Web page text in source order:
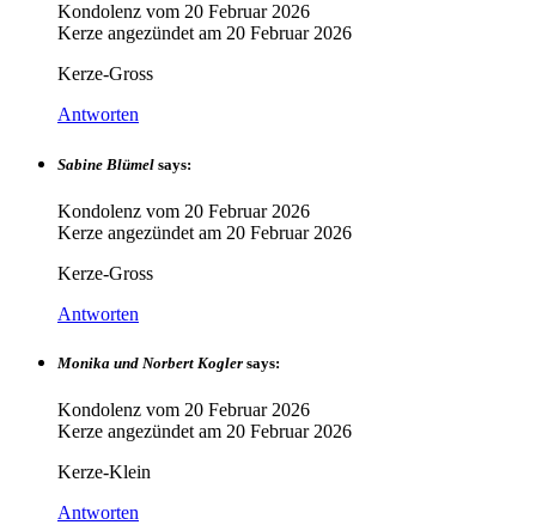
Kondolenz vom 20 Februar 2026
Kerze angezündet am 20 Februar 2026
Kerze-Gross
Antworten
Sabine Blümel says:
Kondolenz vom 20 Februar 2026
Kerze angezündet am 20 Februar 2026
Kerze-Gross
Antworten
Monika und Norbert Kogler says:
Kondolenz vom 20 Februar 2026
Kerze angezündet am 20 Februar 2026
Kerze-Klein
Antworten